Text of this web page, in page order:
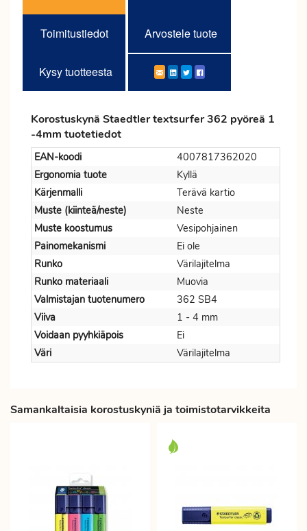
Toimitustiedot Arvostele tuote
Kysy tuotteesta
Korostuskynä Staedtler textsurfer 362 pyöreä 1
-4mm tuotetiedot
EAN-koodi
4007817362020
Ergonomia tuote
Kyllä
Kärjenmalli
Terävä kartio
Muste (kiinteä/neste)
Neste
Muste koostumus
Vesipohjainen
Painomekanismi
Ei ole
Runko
Värilajitelma
Runko materiaali
Muovia
Valmistajan tuotenumero
362 SB4
Viiva
1 - 4 mm
Voidaan pyyhkiäpois
Ei
Väri
Värilajitelma
Samankaltaisia korostuskyniä ja toimistotarvikkeita